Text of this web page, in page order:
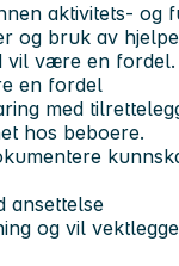
aktivitets- og
og bruk av
vil være en fordel.
en fordel
med
hos beboere.
ansettelse
og vil